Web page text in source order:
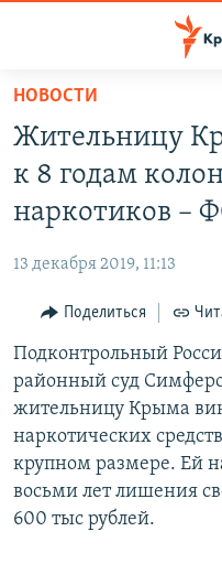
Вернуться
основному
содержанию
главной
навигации
Вернутся
поиску
11 ЛЕТ ОККУПАЦИИ КРЫМА.
ЕЩЕ
ИНТЕРАКТИВ
ИНФОГРАФИКА
ТЕЛЕПРОЕКТ КРЫМ.РЕАЛИИ
СОВЕТЫ
ПРОПАВШИЕ БЕЗ ВЕСТИ
ПОБЕДИТЕЛЕЙ НЕ СУДЯТ?
РАДІО СВОБОДА
КАК ОБОЙТИ
Українською
Qırımtatar
ПРИСОЕДИНЯЙТЕСЬ!
НОВОСТИ
Жительницу
к 8 годам
наркотиков –
13 декабря 2019, 11:13
Поделиться
Подконтрольный
районный суд
жительницу Крыма
наркотических
крупном размере. Ей
восьми лет лишения
600 тыс рублей.